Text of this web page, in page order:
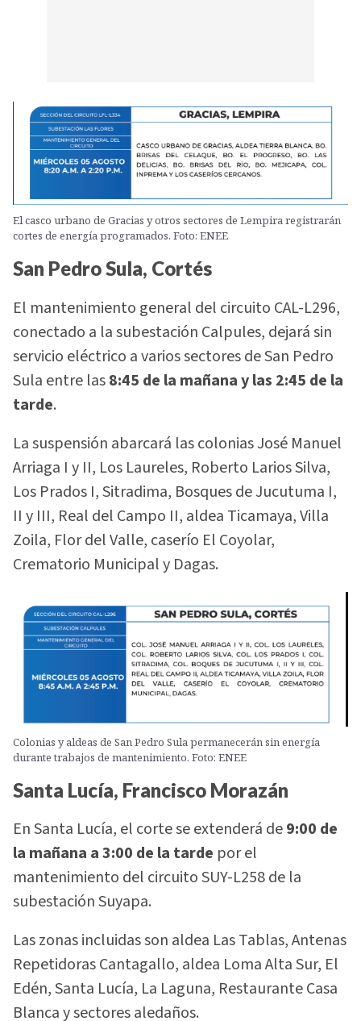
El casco urbano de Gracias y otros sectores de Lempira registrarán
cortes de energía programados. Foto: ENEE
San Pedro Sula, Cortés
El mantenimiento general del circuito CAL-L296,
conectado a la subestación Calpules, dejará sin
servicio eléctrico a varios sectores de San Pedro
Sula entre las8:45 de la mañana y las 2:45 de la
tarde.
La suspensión abarcará las colonias José Manuel
Arriaga I y II, Los Laureles, Roberto Larios Silva,
Los Prados I, Sitradima, Bosques de Jucutuma I,
II y III, Real del Campo II, aldea Ticamaya, Villa
Zoila, Flor del Valle, caserío El Coyolar,
Crematorio Municipal y Dagas.
Colonias y aldeas de San Pedro Sula permanecerán sin energía
durante trabajos de mantenimiento. Foto: ENEE
Santa Lucía, Francisco Morazán
En Santa Lucía, el corte se extenderá de9:00 de
la mañana a 3:00 de la tarde por el
mantenimiento del circuito SUY-L258 de la
subestación Suyapa.
Las zonas incluidas son aldea Las Tablas, Antenas
Repetidoras Cantagallo, aldea Loma Alta Sur, El
Edén, Santa Lucía, La Laguna, Restaurante Casa
Blanca y sectores aledaños.